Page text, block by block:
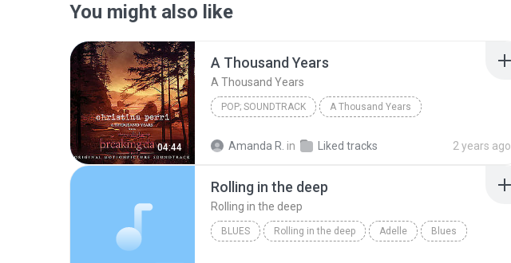
You might also like
04:44
A Thousand Years
A Thousand Years
POP; SOUNDTRACK A Thousand Years
Amanda R. in Liked tracks 2 years ago
Rolling in the deep
Rolling in the deep
BLUES Rolling in the deep Adelle Blues